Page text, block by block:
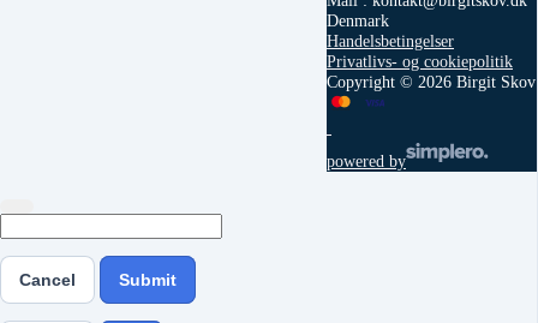
Denmark
Handelsbetingelser
Privatlivs- og cookiepolitik
Copyright © 2026 Birgit
powered by
Cancel Submit